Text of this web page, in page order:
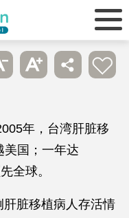
年，台湾肝脏移
美国；一年达
全球。
脏移植病人存活情